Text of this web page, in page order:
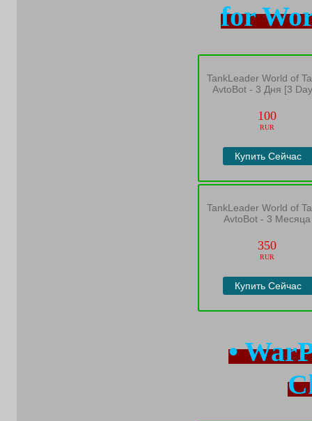
for
TankLeader World of
AvtoBot - 3 Дня [3
100
RUR
Купить Сейчас
TankLeader World of
AvtoBot - 3 Месяца
350
RUR
Купить Сейчас
•